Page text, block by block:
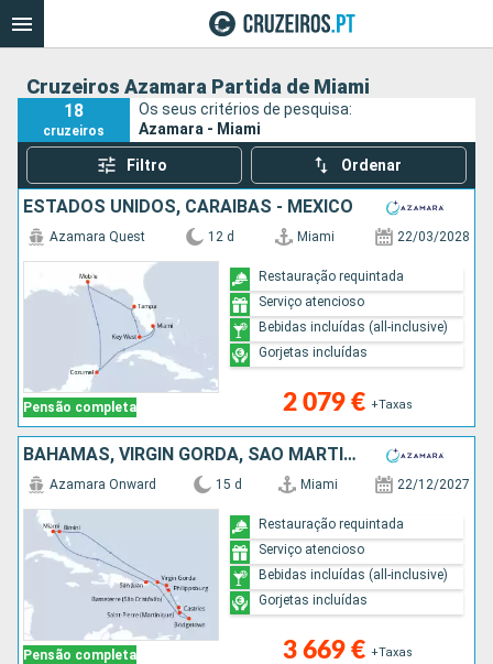
Cruzeiros Azamara Partida de Miami
18
cruzeiros
Os seus critérios de pesquisa:
Azamara - Miami
Filtro Ordenar
ESTADOS UNIDOS, CARAIBAS - MEXICO
Pensão completa
Azamara Quest 12 d Miami 22/03/2028
2 079 € +Taxas
Restauração requintada
Serviço atencioso
Bebidas incluídas (all-inclusive)
Gorjetas incluídas
BAHAMAS, VIRGIN GORDA, SÃO MARTINHO, MARTINICA, SANTA LÚCIA, BARBADOS, PORTO RICO, ESTADOS UNIDOS
Pensão completa
Azamara Onward 15 d Miami 22/12/2027
3 669 € +Taxas
Restauração requintada
Serviço atencioso
Bebidas incluídas (all-inclusive)
Gorjetas incluídas